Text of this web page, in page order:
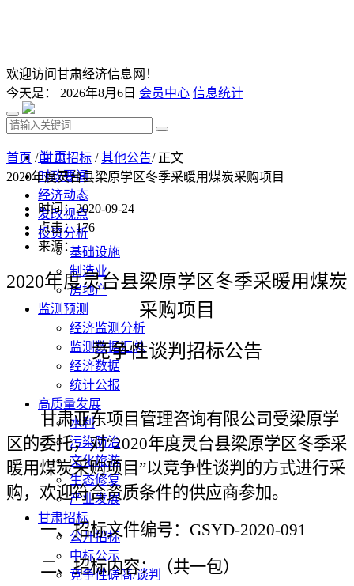
欢迎访问甘肃经济信息网！
今天是： 2026年8月6日 会员中心 信息统计
首 页
时政要闻
经济动态
发改视点
投资分析
基础设施
制造业
房地产
监测预测
经济监测分析
监测数据汇总
经济数据
统计公报
高质量发展
水利
污染防治
文化旅游
生态修复
产业发展
甘肃招标
公开招标
中标公示
竞争性磋商/谈判
首页 /甘肃招标 /其他公告/ 正文
2020年度灵台县梁原学区冬季采暖用煤炭采购项目
时间：2020-09-24
点击：176
来源：
2020年度灵台县梁原学区冬季采暖用煤炭
采购项目
竞争性谈判招标公告
甘肃亚东项目管理咨询有限公司受梁原学
区的委托，对“2020年度灵台县梁原学区冬季采
暖用煤炭采购项目”以竞争性谈判的方式进行采
购，欢迎符合资质条件的供应商参加。
一、招标文件编号： GSYD-2020-091
二、招标内容：（共一包）